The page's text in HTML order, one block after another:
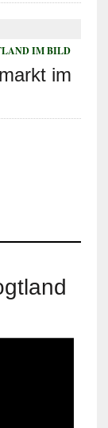
IM BILD
im